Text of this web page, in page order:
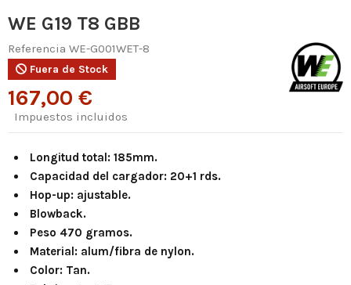
WE G19 T8 GBB
Referencia WE-G001WET-8
Fuera de Stock
167,00 €
Impuestos incluidos
Longitud total: 185mm.
Capacidad del cargador: 20+1 rds.
Hop-up: ajustable.
Blowback.
Peso 470 gramos.
Material: alum/fibra de nylon.
Color: Tan.